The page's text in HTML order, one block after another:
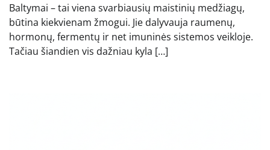
Baltymai – tai viena svarbiausių maistinių medžiagų,
būtina kiekvienam žmogui. Jie dalyvauja raumenų,
hormonų, fermentų ir net imuninės sistemos veikloje.
Tačiau šiandien vis dažniau kyla […]